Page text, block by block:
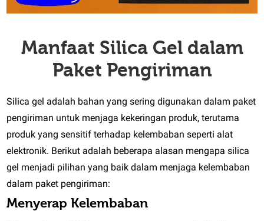
Manfaat Silica Gel dalam
Paket Pengiriman
Silica gel adalah bahan yang sering digunakan dalam paket
pengiriman untuk menjaga kekeringan produk, terutama
produk yang sensitif terhadap kelembaban seperti alat
elektronik. Berikut adalah beberapa alasan mengapa silica
gel menjadi pilihan yang baik dalam menjaga kelembaban
dalam paket pengiriman:
Menyerap Kelembaban